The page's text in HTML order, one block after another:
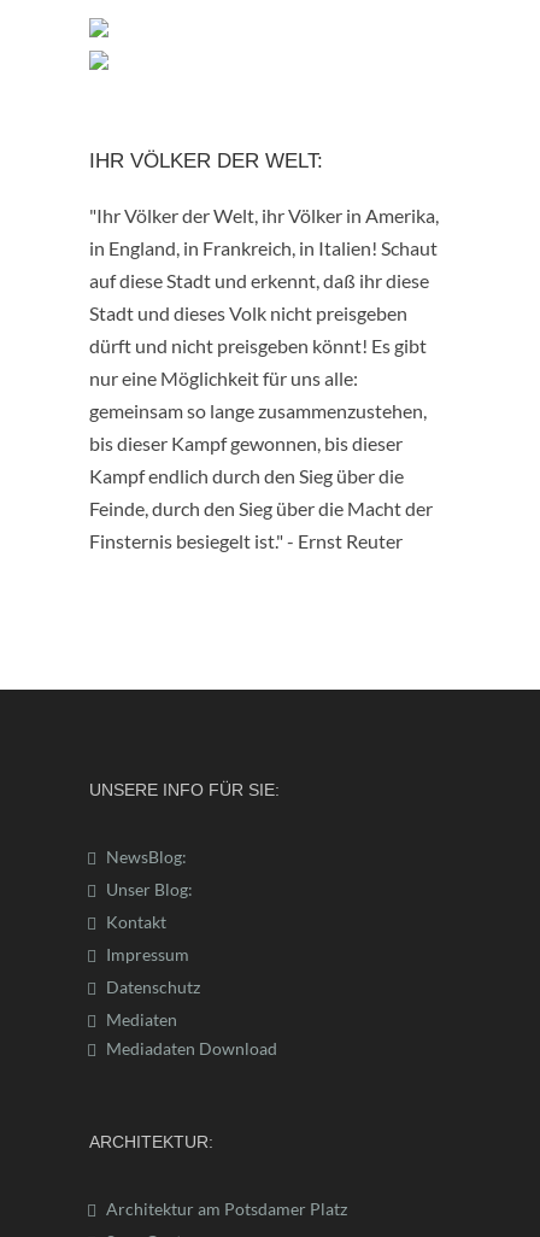
IHR VÖLKER DER WELT:
"Ihr Völker der Welt, ihr Völker in Amerika,
in England, in Frankreich, in Italien! Schaut
auf diese Stadt und erkennt, daß ihr diese
Stadt und dieses Volk nicht preisgeben
dürft und nicht preisgeben könnt! Es gibt
nur eine Möglichkeit für uns alle:
gemeinsam so lange zusammenzustehen,
bis dieser Kampf gewonnen, bis dieser
Kampf endlich durch den Sieg über die
Feinde, durch den Sieg über die Macht der
Finsternis besiegelt ist." - Ernst Reuter
UNSERE INFO FÜR SIE:
NewsBlog:
Unser Blog:
Kontakt
Impressum
Datenschutz
Mediaten
Mediadaten Download
ARCHITEKTUR:
Architektur am Potsdamer Platz